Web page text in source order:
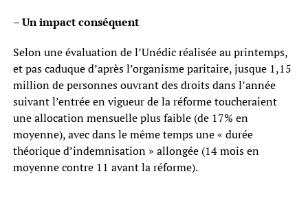
– Un impact conséquent
Selon une évaluation de l’Unédic réalisée au printemps,
et pas caduque d’après l’organisme paritaire, jusque 1,15
million de personnes ouvrant des droits dans l’année
suivant l’entrée en vigueur de la réforme toucheraient
une allocation mensuelle plus faible (de 17% en
moyenne), avec dans le même temps une « durée
théorique d’indemnisation » allongée (14 mois en
moyenne contre 11 avant la réforme).